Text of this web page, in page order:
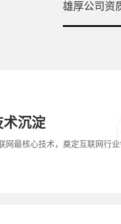
雄厚公司资
术沉淀
网最核心技术，奠定互联网行